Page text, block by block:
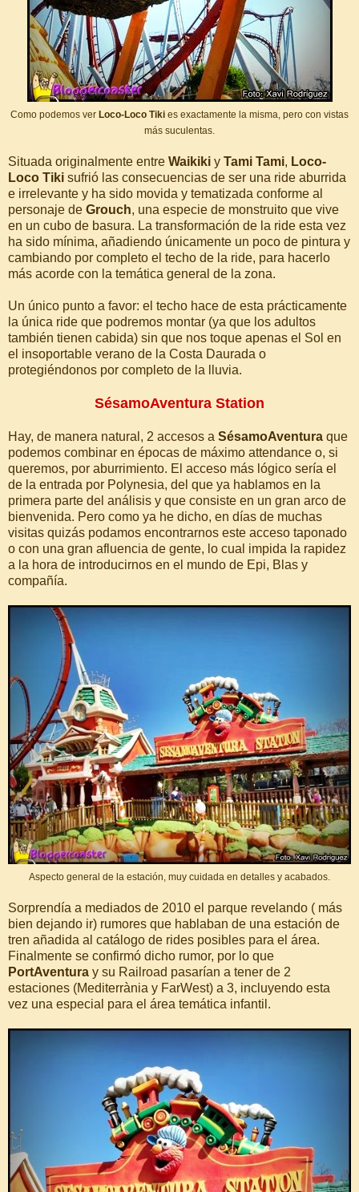
Como podemos ver Loco-Loco Tiki es exactamente la misma, pero con vistas
más suculentas.
Situada originalmente entre Waikiki y Tami Tami, Loco-
Loco Tiki sufrió las consecuencias de ser una ride aburrida
e irrelevante y ha sido movida y tematizada conforme al
personaje de Grouch, una especie de monstruito que vive
en un cubo de basura. La transformación de la ride esta vez
ha sido mínima, añadiendo únicamente un poco de pintura y
cambiando por completo el techo de la ride, para hacerlo
más acorde con la temática general de la zona.
Un único punto a favor: el techo hace de esta prácticamente
la única ride que podremos montar (ya que los adultos
también tienen cabida) sin que nos toque apenas el Sol en
el insoportable verano de la Costa Daurada o
protegiéndonos por completo de la lluvia.
SésamoAventura Station
Hay, de manera natural, 2 accesos a SésamoAventura que
podemos combinar en épocas de máximo attendance o, si
queremos, por aburrimiento. El acceso más lógico sería el
de la entrada por Polynesia, del que ya hablamos en la
primera parte del análisis y que consiste en un gran arco de
bienvenida. Pero como ya he dicho, en días de muchas
visitas quizás podamos encontrarnos este acceso taponado
o con una gran afluencia de gente, lo cual impida la rapidez
a la hora de introducirnos en el mundo de Epi, Blas y
compañía.
Aspecto general de la estación, muy cuidada en detalles y acabados.
Sorprendía a mediados de 2010 el parque revelando ( más
bien dejando ir) rumores que hablaban de una estación de
tren añadida al catálogo de rides posibles para el área.
Finalmente se confirmó dicho rumor, por lo que
PortAventura y su Railroad pasarían a tener de 2
estaciones (Mediterrània y FarWest) a 3, incluyendo esta
vez una especial para el área temática infantil.